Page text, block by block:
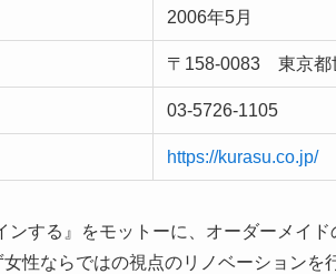
2006年5月
〒158-0083 東京都
03-5726‐1105
https://kurasu.co.jp/
する』をモットーに、オーダーメイ
性ならではの視点のリノベーションを